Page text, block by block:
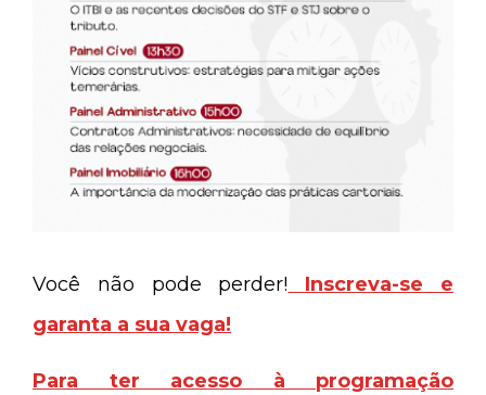
Você não pode perder! Inscreva-se e
garanta a sua vaga!
Para ter acesso à programação